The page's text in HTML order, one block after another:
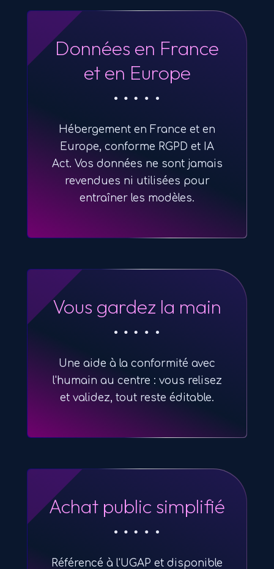
Données en France
et en Europe
Hébergement en France et en
Europe, conforme RGPD et IA
Act. Vos données ne sont jamais
revendues ni utilisées pour
entraîner les modèles.
Vous gardez la main
Une aide à la conformité avec
l'humain au centre : vous relisez
et validez, tout reste éditable.
Achat public simplifié
Référencé à l'UGAP et disponible